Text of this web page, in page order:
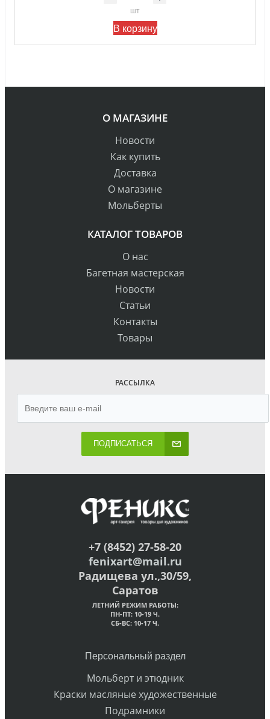
шт
В корзину
О МАГАЗИНЕ
Новости
Как купить
Доставка
О магазине
Мольберты
КАТАЛОГ ТОВАРОВ
О нас
Багетная мастерская
Новости
Статьи
Контакты
Товары
РАССЫЛКА
ПОДПИСАТЬСЯ
+7 (8452) 27-58-20
fenixart@mail.ru
Радищева ул.,30/59,
Саратов
ЛЕТНИЙ РЕЖИМ РАБОТЫ:
ПН-ПТ: 10-19 Ч.
СБ-ВС: 10-17 Ч.
Персональный раздел
Мольберт и этюдник
Краски масляные художественные
Подрамники